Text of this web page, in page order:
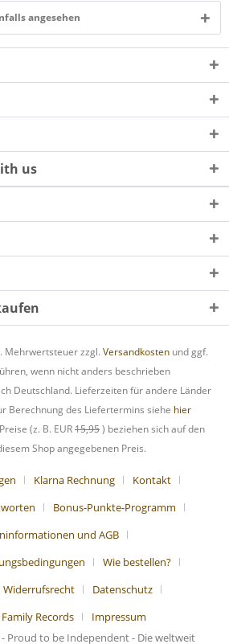
angesehen
us
Mehrwertsteuer zzgl. Versandkosten und ggf.
wenn nicht anders beschrieben
Deutschland. Lieferzeiten für andere Länder
Berechnung des Liefertermins siehe hier
(z. B. EUR15,95) beziehen sich auf den
Shop angegebenen Preis.
Klarna Rechnung
Kontakt
Bonus-Punkte-Programm
und AGB
Wie bestellen?
Widerrufsrecht
Datenschutz
Records
Impressum
- Proud to be Independent - Die weltweit